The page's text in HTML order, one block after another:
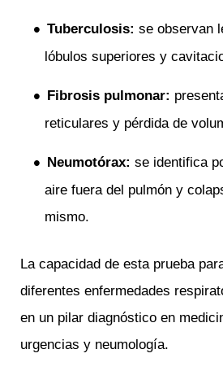
Tuberculosis: se observan
lóbulos superiores y
Fibrosis pulmonar:
reticulares y pérdida de
Neumotórax: se identifica
aire fuera del pulmón y
mismo.
La capacidad de esta prueba
diferentes enfermedades
en un pilar diagnóstico en
urgencias y neumología.